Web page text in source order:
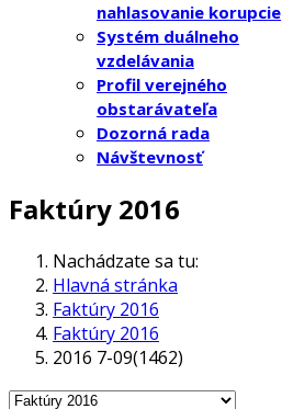
nahlasovanie korupcie
Systém duálneho
vzdelávania
Profil verejného
obstarávateľa
Dozorná rada
Návštevnosť
Faktúry 2016
Nachádzate sa tu:
Hlavná stránka
Faktúry 2016
Faktúry 2016
2016 7-09(1462)